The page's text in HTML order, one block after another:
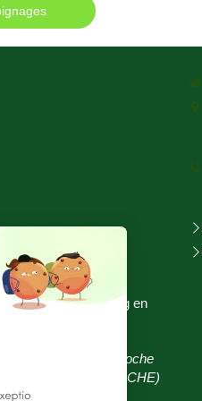
bienvenue/
pratiques.fr
- Cherbourg en
EFT RITMO (proche
COTENTIN (MANCHE)